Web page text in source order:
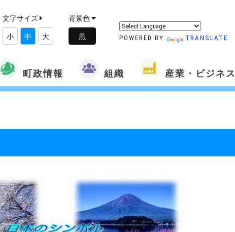
文字サイズ
小 中 大
背景色
POWERED BY TRANSLATE
町政情報 組織 産業・ビジネス